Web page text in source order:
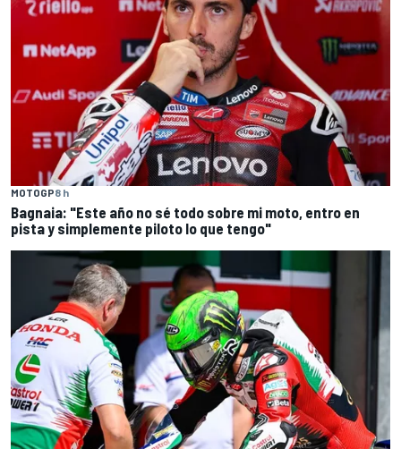
MOTOGP8 h
Bagnaia: "Este año no sé todo sobre mi moto, entro en
pista y simplemente piloto lo que tengo"